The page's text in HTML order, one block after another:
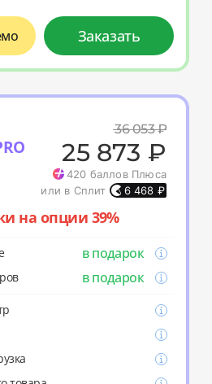
Заказать
36 053₽
25 873 ₽
420 баллов Плюса
или в Сплит
6 468 ₽
на опции 39%
в подарок
в подарок